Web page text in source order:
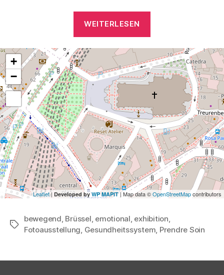
WEITERLESEN
+
−
Leaflet| Developed by WP MAPIT| Map data ©OpenStreetMapcontributors
Schlagwörter
bewegend, Brüssel, emotional, exhibition,
Fotoausstellung, Gesundheitssystem, Prendre Soin